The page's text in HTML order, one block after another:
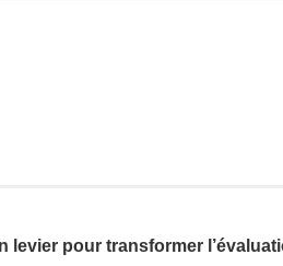
levier pour transformer